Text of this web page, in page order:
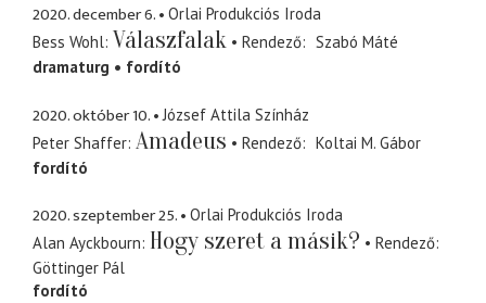
2020. december 6.
Orlai Produkciós Iroda
Bess Wohl Válaszfalak Rendező
Szabó Máté
dramaturg
fordító
2020. október 10.
József Attila Színház
Peter Shaffer Amadeus Rendező
Koltai M. Gábor
fordító
2020. szeptember 25.
Orlai Produkciós Iroda
Alan Ayckbourn Hogy szeret a másik?
Rendező
Göttinger Pál
fordító